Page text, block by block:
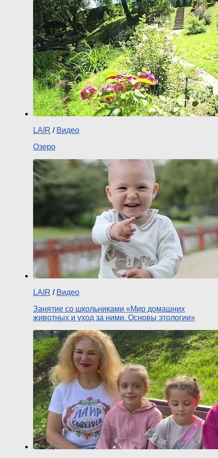
LAIR / Видео
Озеро
LAIR / Видео
Занятие со школьниками «Мир домашних
животных и уход за ними. Основы этологии»